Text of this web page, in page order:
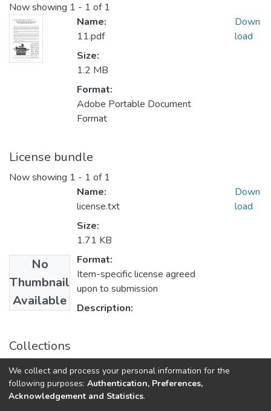
Now showing 1 - 1 of 1
Name:
11.pdf
Size:
1.2 MB
Format:
Adobe Portable Document
Format
Down
load
License bundle
Now showing 1 - 1 of 1
No
Thumbnail
Available
Name:
license.txt
Size:
1.71 KB
Format:
Item-specific license agreed
upon to submission
Description:
Down
load
Collections
Вісник НТУУ «КПІ». Машинобудування: збірник
наукових праць, № 61, т. 1
We collect and process your personal information for the
following purposes: Authentication, Preferences,
Acknowledgement and Statistics.